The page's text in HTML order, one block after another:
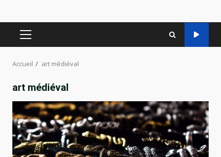
MENU
Accueil art médiéval
art médiéval